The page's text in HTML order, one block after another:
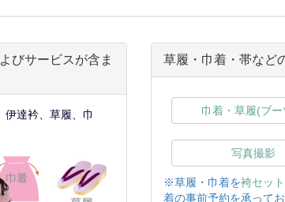
びサービスが含ま
伊達衿、草履、巾
草履・巾着・帯など
巾着・草履(ブー
写真撮影
※草履・巾着を袴セッ
着の事前予約を承って